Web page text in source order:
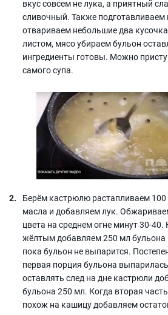
вкус совсем не лука, а приятный
сливочный. Также подготавливаем
отвариваем небольшие два
листом, мясо убираем бульон
ингредиенты готовы. Можно
самого супа.
Берём кастрюлю растапливаем
масла и добавляем лук.
цвета на среднем огне минут 30-
жёлтым добавляем 250 мл бульона
пока бульон не выпарится.
первая порция бульона
оставлять след на дне кастрюли
бульона 250 мл. Когда вторая
похож на кашицу добавляем